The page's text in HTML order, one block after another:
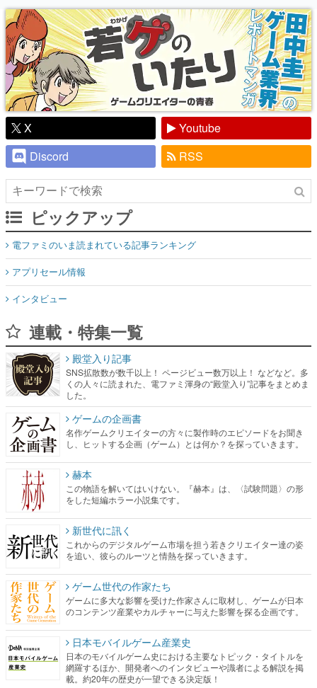
り】
X
Youtube
Discord
RSS
ピックアップ
電ファミのいま読まれている記事ランキング
アプリセール情報
インタビュー
連載・特集一覧
殿堂入り記事
SNS拡散数が数千以上！ ページビュー数万以上！ などなど。多
くの人々に読まれた、電ファミ渾身の“殿堂入り”記事をまとめま
した。
ゲームの企画書
名作ゲームクリエイターの方々に製作時のエピソードをお聞き
し、ヒットする企画（ゲーム）とは何か？を探っていきます。
赫本
この物語を解いてはいけない。『赫本』は、〈試験問題〉の形
をした短編ホラー小説集です。
新世代に訊く
これからのデジタルゲーム市場を担う若きクリエイター達の姿
を追い、彼らのルーツと情熱を探っていきます。
ゲーム世代の作家たち
ゲームに多大な影響を受けた作家さんに取材し、ゲームが日本
のコンテンツ産業やカルチャーに与えた影響を探る企画です。
日本モバイルゲーム産業史
日本のモバイルゲーム史における主要なトピック・タイトルを
網羅するほか、開発者へのインタビューや識者による解説を掲
載。約20年の歴史が一望できる決定版！